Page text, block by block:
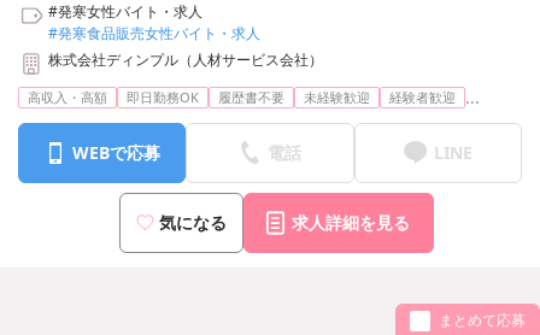
#発寒女性バイト・求人
#発寒食品販売女性バイト・求人
株式会社ディンプル（人材サービス会社）
高収入・高額 即日勤務OK 履歴書不要 未経験歓迎 経験者歓迎 ...
WEBで応募 電話 LINE
気になる 求人詳細を見る
まとめて応募